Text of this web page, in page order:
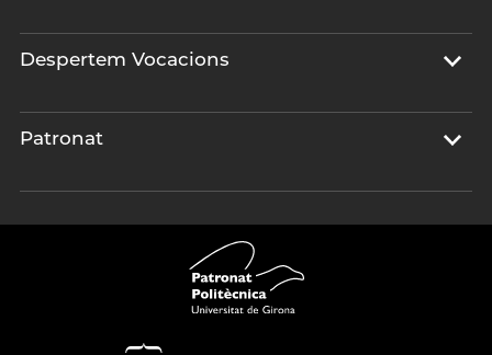
Despertem Vocacions
Patronat